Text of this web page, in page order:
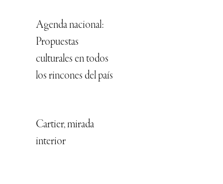
Agenda nacional:
Propuestas
culturales en todos
los rincones del país
Cartier, mirada
interior